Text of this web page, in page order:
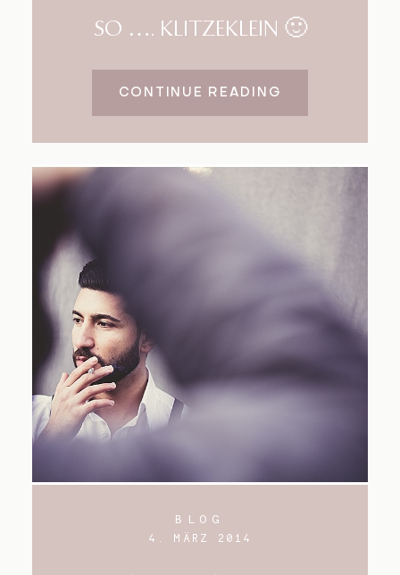
SO …. KLITZEKLEIN 🙂
CONTINUE READING
BLOG
4. MÄRZ 2014